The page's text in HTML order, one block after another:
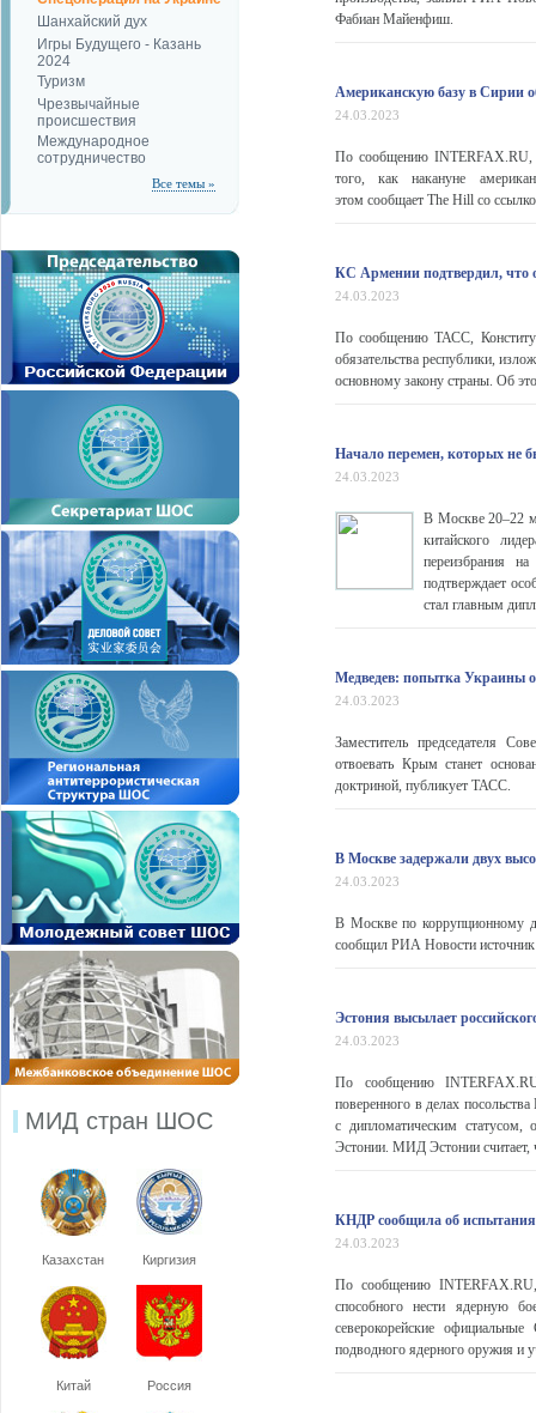
Шанхайский дух
Игры Будущего - Казань
2024
Туризм
Чрезвычайные
происшествия
Международное
сотрудничество
Все темы »
МИД стран ШОС
Казахстан Киргизия
Китай Россия
Фабиан Майенфиш.
Американскую базу в Сирии
24.03.2023
По сообщению INTERFAX.RU,
того, как накануне
этом сообщает The Hill со
КС Армении подтвердил, что
24.03.2023
По сообщению ТАСС,
обязательства республики,
основному закону страны. Об
Начало перемен, которых не
24.03.2023
В Москве 20–22
китайского
переизбрания
подтверждает
стал главным
Медведев: попытка Украины
24.03.2023
Заместитель председателя
отвоевать Крым станет
доктриной, публикует ТАСС.
В Москве задержали двух
24.03.2023
В Москве по коррупционному
сообщил РИА Новости источник
Эстония высылает
24.03.2023
По сообщению
поверенного в делах
с дипломатическим
Эстонии. МИД Эстонии считает,
КНДР сообщила об
24.03.2023
По сообщению INTERFAX.RU,
способного нести ядерную
северокорейские
подводного ядерного оружия и